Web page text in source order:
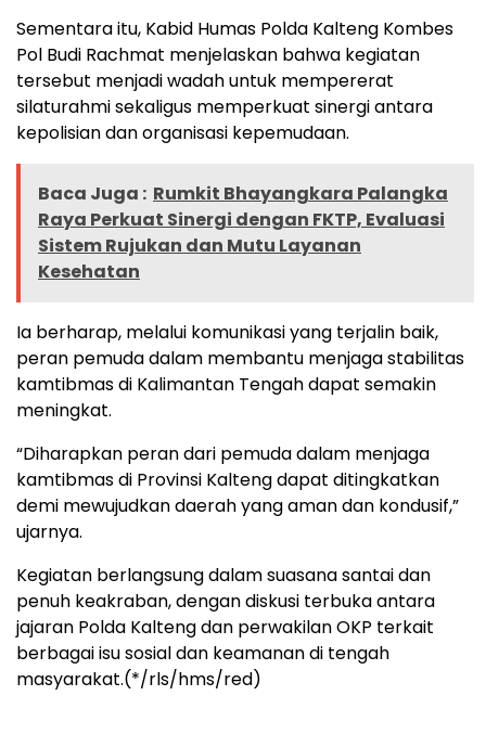
Sementara itu, Kabid Humas Polda Kalteng Kombes
Pol Budi Rachmat menjelaskan bahwa kegiatan
tersebut menjadi wadah untuk mempererat
silaturahmi sekaligus memperkuat sinergi antara
kepolisian dan organisasi kepemudaan.
Baca Juga : Rumkit Bhayangkara Palangka
Raya Perkuat Sinergi dengan FKTP, Evaluasi
Sistem Rujukan dan Mutu Layanan
Kesehatan
Ia berharap, melalui komunikasi yang terjalin baik,
peran pemuda dalam membantu menjaga stabilitas
kamtibmas di Kalimantan Tengah dapat semakin
meningkat.
“Diharapkan peran dari pemuda dalam menjaga
kamtibmas di Provinsi Kalteng dapat ditingkatkan
demi mewujudkan daerah yang aman dan kondusif,”
ujarnya.
Kegiatan berlangsung dalam suasana santai dan
penuh keakraban, dengan diskusi terbuka antara
jajaran Polda Kalteng dan perwakilan OKP terkait
berbagai isu sosial dan keamanan di tengah
masyarakat.(*/rls/hms/red)